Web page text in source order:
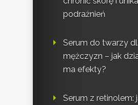
podrażnień
Serum do twarzy
mężczyzn – jak
ma efekty?
Serum z retinolem: